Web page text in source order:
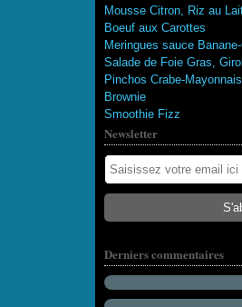
Mousse Citron, Riz au
Boeuf aux Carottes
Meringues sauce Banane-
Salade de Foie Gras,
Pinchos Crabe-
Brownie
Smoothie Fizz
Newsletter
Derniers commentaires